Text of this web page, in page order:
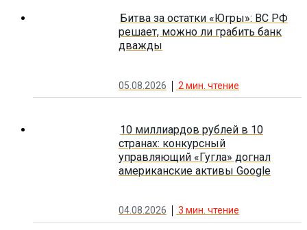
Битва за остатки «Югры»: ВС РФ
решает, можно ли грабить банк
дважды
05.08.2026 2 мин. чтение
10 миллиардов рублей в 10
странах: конкурсный
управляющий «Гугла» догнал
американские активы Google
04.08.2026 3 мин. чтение